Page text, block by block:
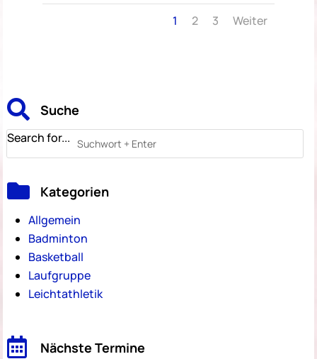
1 2 3 Weiter
 Suche
Search for...
 Kategorien
Allgemein
Badminton
Basketball
Laufgruppe
Leichtathletik
 Nächste Termine